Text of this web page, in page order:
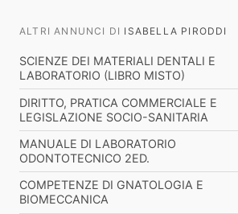
ALTRI ANNUNCI DI ISABELLA PIRODDI
SCIENZE DEI MATERIALI DENTALI E
LABORATORIO (LIBRO MISTO)
DIRITTO, PRATICA COMMERCIALE E
LEGISLAZIONE SOCIO-SANITARIA
MANUALE DI LABORATORIO
ODONTOTECNICO 2ED.
COMPETENZE DI GNATOLOGIA E
BIOMECCANICA